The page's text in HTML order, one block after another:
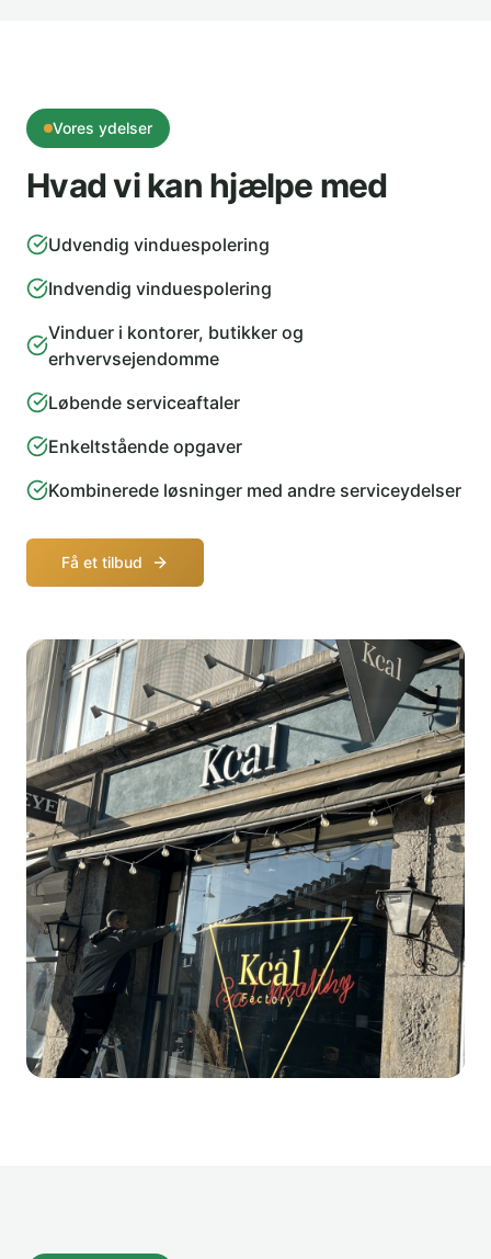
Vores ydelser
Hvad vi kan hjælpe med
Udvendig vinduespolering
Indvendig vinduespolering
Vinduer i kontorer, butikker og
erhvervsejendomme
Løbende serviceaftaler
Enkeltstående opgaver
Kombinerede løsninger med andre serviceydelser
Få et tilbud